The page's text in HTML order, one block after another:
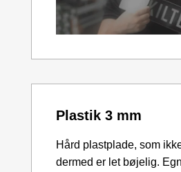
Plastik 3 mm
Hård plastplade, som
dermed er let bøjelig.